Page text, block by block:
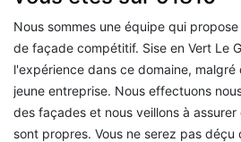
Nous sommes une équipe qui
de façade compétitif. Sise en Vert Le
l'expérience dans ce domaine, malgré
jeune entreprise. Nous effectuons
des façades et nous veillons à
sont propres. Vous ne serez pas